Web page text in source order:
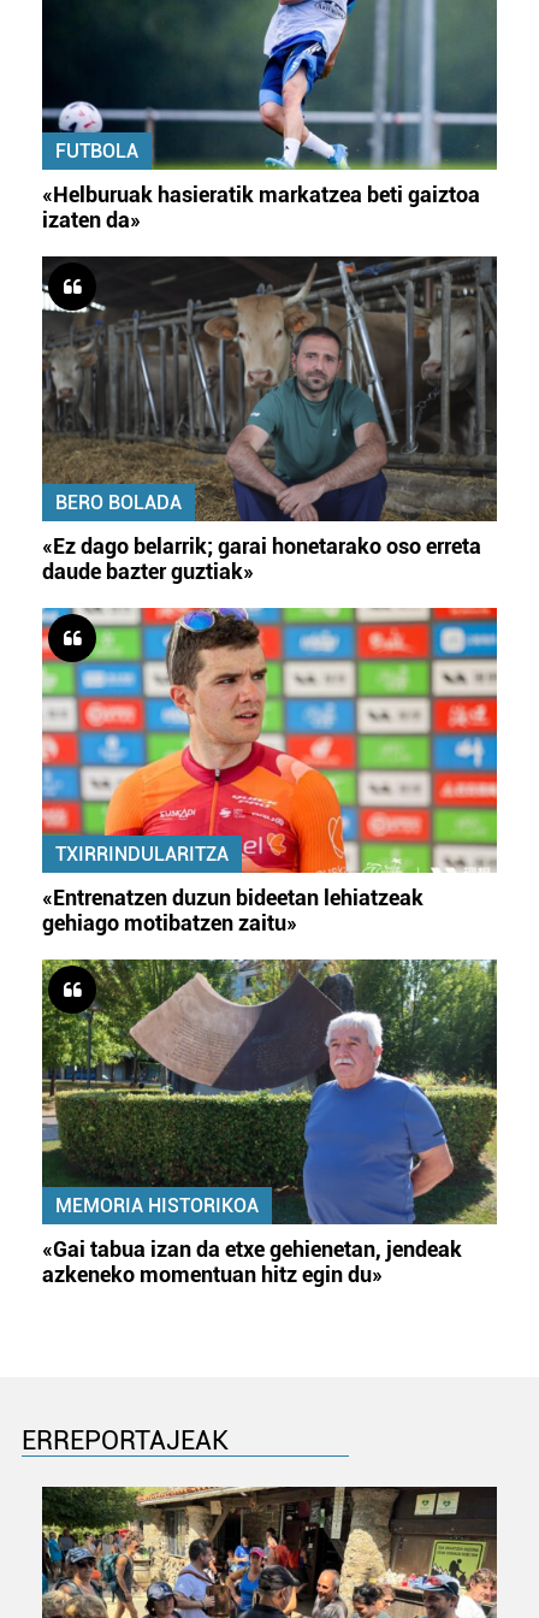
FUTBOLA
«Helburuak hasieratik markatzea beti gaiztoa
izaten da»
BERO BOLADA
«Ez dago belarrik; garai honetarako oso erreta
daude bazter guztiak»
TXIRRINDULARITZA
«Entrenatzen duzun bideetan lehiatzeak
gehiago motibatzen zaitu»
MEMORIA HISTORIKOA
«Gai tabua izan da etxe gehienetan, jendeak
azkeneko momentuan hitz egin du»
ERREPORTAJEAK